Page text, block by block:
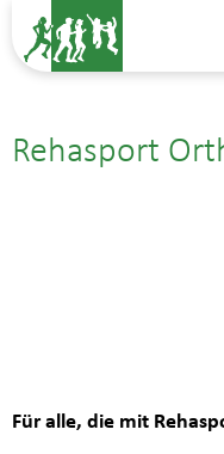
Rehasport
08.09.| 14:45
Für alle, die mit